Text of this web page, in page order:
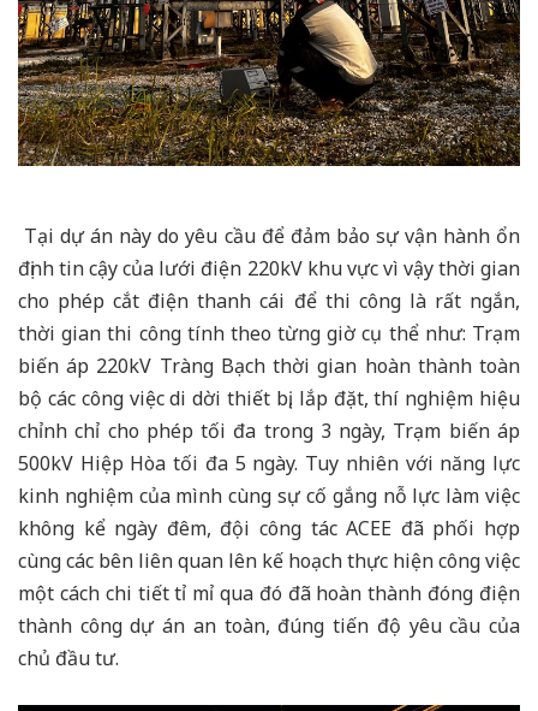
Tại dự án này do yêu cầu để đảm bảo sự vận hành ổn
định tin cậy của lưới điện 220kV khu vực vì vậy thời gian
cho phép cắt điện thanh cái để thi công là rất ngắn,
thời gian thi công tính theo từng giờ cụ thể như: Trạm
biến áp 220kV Tràng Bạch thời gian hoàn thành toàn
bộ các công việc di dời thiết bị, lắp đặt, thí nghiệm hiệu
chỉnh chỉ cho phép tối đa trong 3 ngày, Trạm biến áp
500kV Hiệp Hòa tối đa 5 ngày. Tuy nhiên với năng lực
kinh nghiệm của mình cùng sự cố gắng nỗ lực làm việc
không kể ngày đêm, đội công tác ACEE đã phối hợp
cùng các bên liên quan lên kế hoạch thực hiện công việc
một cách chi tiết tỉ mỉ qua đó đã hoàn thành đóng điện
thành công dự án an toàn, đúng tiến độ yêu cầu của
chủ đầu tư.